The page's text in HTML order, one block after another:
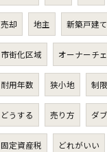
売却 地主 新築戸建て
市街化区域 オーナーチ
耐用年数 狭小地 制
どうする 売り方 ダ
固定資産税 どれがいい